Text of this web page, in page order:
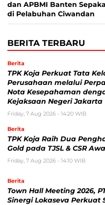
dan APBMI Banten
di Pelabuhan Ciwandan
BERITA TERBARU
Berita
TPK Koja Perkuat Tata
Perusahaan melalui
Nota Kesepahaman
Kejaksaan Negeri Jakarta
Friday, 7 Aug 2026 - 14:20 WIB
Berita
TPK Koja Raih Dua
Gold pada TJSL & CSR
Friday, 7 Aug 2026 - 14:10 WIB
Berita
Town Hall Meeting 2026,
Sinergi Lokaseva Perkuat